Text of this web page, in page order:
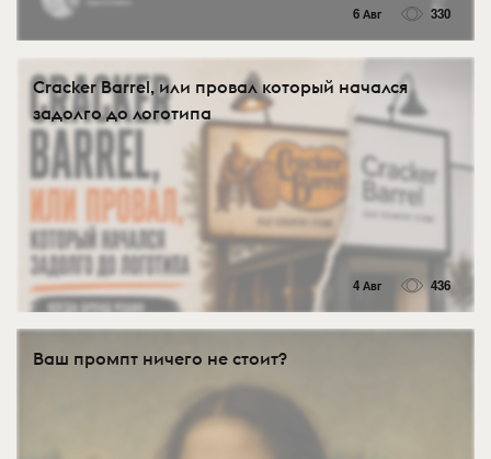
6 Авг 330
Cracker Barrel, или провал который начался
задолго до логотипа
4 Авг 436
Ваш промпт ничего не стоит?